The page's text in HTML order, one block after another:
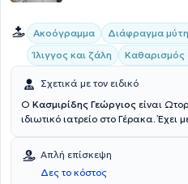
Ακοόγραμμα Διάφραγμα
Ίλιγγος και ζάλη
Καθαρισμός
Σχετικά με τον ειδικό
Ο Κασμιρίδης Γεώργιος είναι
ιδιωτικό ιατρείο στο Γέρακα. Έχει
στις Ωτορινολαρυγγολογικές
Αθηνών "Γ. Γεννηματάς", του
και του Ειδικού Αντικαρκινικού
Απλή επίσκεψη
Δες το κόστος